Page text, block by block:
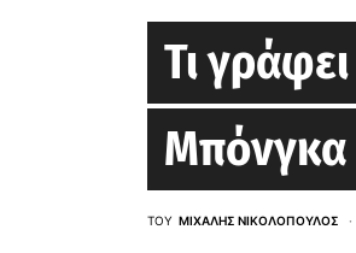
Τι
Μπόνγκα
ΤΟΥ ΜΙΧΆΛΗΣ ΝΙΚΟΛΌΠΟΥΛΟΣ